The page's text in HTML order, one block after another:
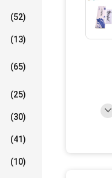
(52)
(13)
(65)
(25)
(30)
(41)
(10)